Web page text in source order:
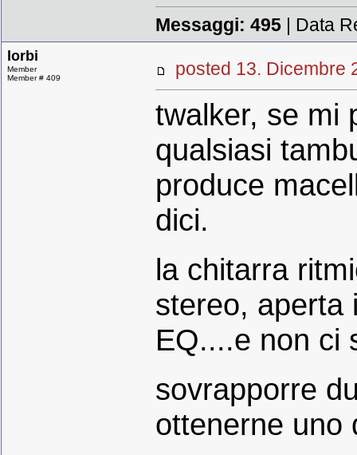
Messaggi: 495 | Data
lorbi
Member
Member # 409
posted 13.
twalker, se mi
qualsiasi
produce
dici.
la chitarra
stereo, aperta
EQ....e non ci
sovrapporre
ottenerne uno